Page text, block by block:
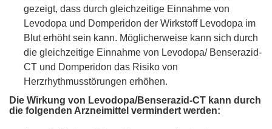
gezeigt, dass durch gleichzeitige Einnahme von
Levodopa und Domperidon der Wirkstoff Levodopa im
Blut erhöht sein kann. Möglicherweise kann sich durch
die gleichzeitige Einnahme von Levodopa/ Benserazid-
CT und Domperidon das Risiko von
Herzrhythmusstörungen erhöhen.
Die Wirkung von Levodopa/Benserazid-CT kann durch
die folgenden Arzneimittel vermindert werden: